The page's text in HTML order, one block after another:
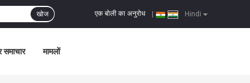
Hindi
एक बोली का अनुरोध
खोज
मामलों